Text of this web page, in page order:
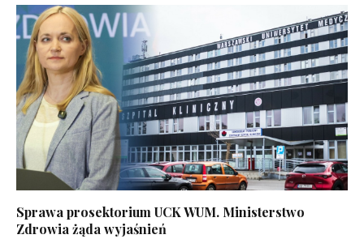
Sprawa prosektorium UCK WUM. Ministerstwo
Zdrowia żąda wyjaśnień